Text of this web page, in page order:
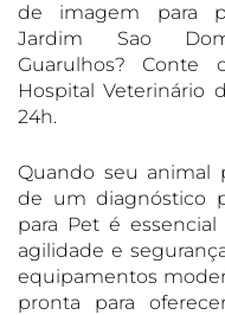
de imagem para
Jardim Sao
Guarulhos? Conte
Hospital Veterinário
24h.
Quando seu animal
de um diagnóstico
para Pet é
agilidade e
equipamentos
pronta para